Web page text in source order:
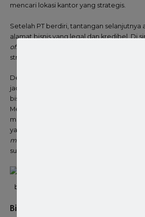
mencari lokasi kantor yang strategis.
Setelah PT berdiri, tantangan selanjutnya
alamat bisnis yang legal dan kredibel. Di
office
memainkan peran penting.
strategis, terutama di kota-kota besar,
Dengan
jadi lebih mudah. Karyawan bisa bekerja
bisa meningkatkan produktivitas dan
Meskipun tidak memiliki kantor fisik,
menyediakan fasilitas penting, seperti
yang menerima surat dan panggilan
meeting
surat-menyurat bisnis.
biro jasa pembuatan pt
Biro Jasa Pembuatan PT dan Virtual